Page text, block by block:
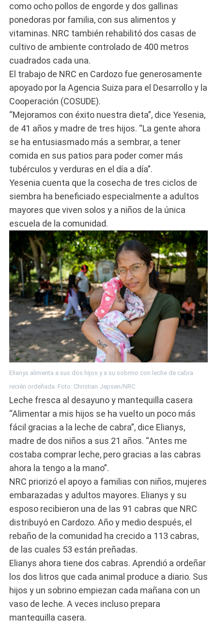
como ocho pollos de engorde y dos gallinas
ponedoras por familia, con sus alimentos y
vitaminas. NRC también rehabilitó dos casas de
cultivo de ambiente controlado de 400 metros
cuadrados cada una.
El trabajo de NRC en Cardozo fue generosamente
apoyado por la Agencia Suiza para el Desarrollo y la
Cooperación (COSUDE).
“Mejoramos con éxito nuestra dieta”, dice Yesenia,
de 41 años y madre de tres hijos. “La gente ahora
se ha entusiasmado más a sembrar, a tener
comida en sus patios para poder comer más
tubérculos y verduras en el día a día”.
Yesenia cuenta que la cosecha de tres ciclos de
siembra ha beneficiado especialmente a adultos
mayores que viven solos y a niños de la única
escuela de la comunidad.
Elianys alimenta a sus dos hijos y a su sobrino con leche de cabra
recién ordeñada. Foto: Christian Jepsen/NRC
Leche fresca al desayuno y mantequilla casera
“Alimentar a mis hijos se ha vuelto un poco más
fácil gracias a la leche de cabra”, dice Elianys,
madre de dos niños a sus 21 años. “Antes me
costaba comprar leche, pero gracias a las cabras
ahora la tengo a la mano”.
NRC priorizó el apoyo a familias con niños, mujeres
embarazadas y adultos mayores. Elianys y su
esposo recibieron una de las 91 cabras que NRC
distribuyó en Cardozo. Año y medio después, el
rebaño de la comunidad ha crecido a 113 cabras,
de las cuales 53 están preñadas.
Elianys ahora tiene dos cabras. Aprendió a ordeñar
los dos litros que cada animal produce a diario. Sus
hijos y un sobrino empiezan cada mañana con un
vaso de leche. A veces incluso prepara
mantequilla casera.